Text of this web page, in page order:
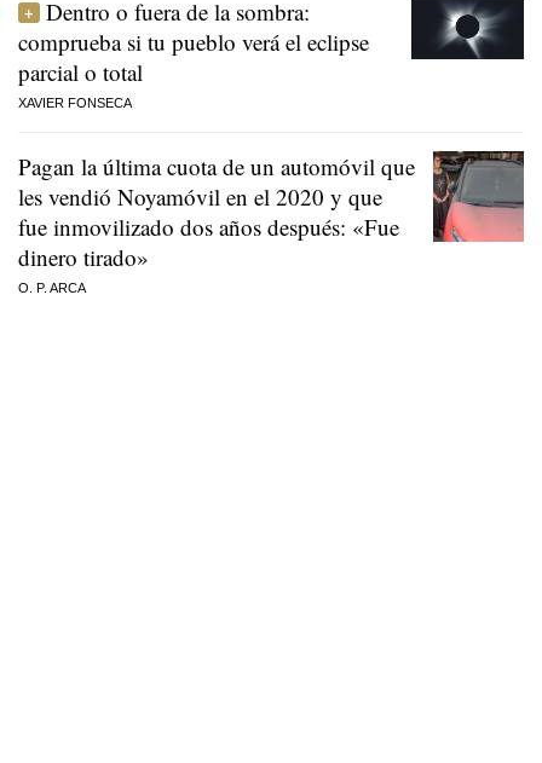
Dentro o fuera de la sombra:
comprueba si tu pueblo verá el eclipse
parcial o total
XAVIER FONSECA
Pagan la última cuota de un automóvil que
les vendió Noyamóvil en el 2020 y que
fue inmovilizado dos años después: «Fue
dinero tirado»
O. P. ARCA